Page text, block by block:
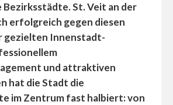
St. Veit an der
erfolgreich gegen diesen
gezielten Innenstadt-
und attraktiven
hat die Stadt die
im Zentrum fast halbiert: von